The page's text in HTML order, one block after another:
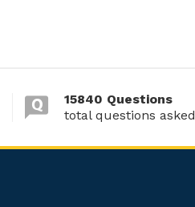
15840 Questions
total questions asked